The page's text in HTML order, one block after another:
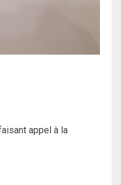
appel à la